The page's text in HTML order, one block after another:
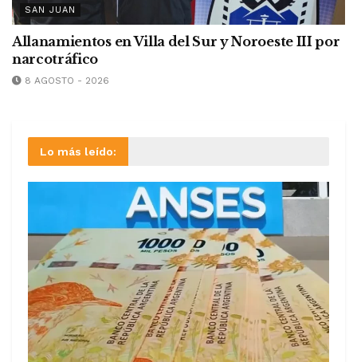
SAN JUAN
Allanamientos en Villa del Sur y Noroeste III por
narcotráfico
8 AGOSTO - 2026
Lo más leído: